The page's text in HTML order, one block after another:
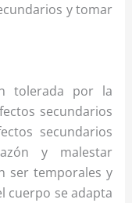
y tomar
tolerada por la
secundarios
secundarios
y malestar
ser temporales y
cuerpo se adapta